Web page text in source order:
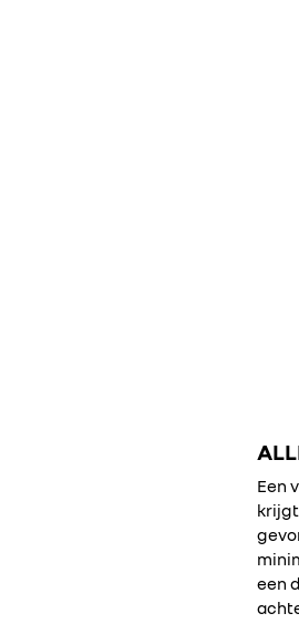
Een van de belangrijkste kenmerken van de nieuwe identiteit is het nieuwe Dacia Link-merklogo, dat een prominente plek
een